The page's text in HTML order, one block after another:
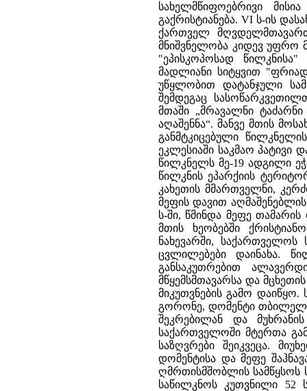
სახელმწიფოებრივი
გაქრისტიანება. VI ს-ის
ქართველ
მნიშვნელობა კიდევ უფრო
"ეპისკოპოსად
მადლიანი სიტყვით
უწყლობით დატანჯული
შემდეგაც
მთაში „მრავალნი
აღაშენნა“. მანვე მთის
განმტკიცებული
ეკლესიაში საკმაო
წილკნელს მე-19 ადგილი
წილკნის ეპარქიის
კახეთის მმართველნი,
მეფის დავით
ს-ში, წმინდა მეფე
მთის ხეობებში
ნახევარში,
ცვლილებები დაინახა.
განსაკუთრებით
მწყემსმთავარსა და
მიკუთვნების გამო დაიწყო.
გორონე, დომენტი
შეკრებილან და
საქართველოში მტერთა
საზღვრები შეიკვეცა.
დომენტისა და მეფე
ღმრთისმშობლის სამწყსოს
საწილკნოს კუთვნილი 52